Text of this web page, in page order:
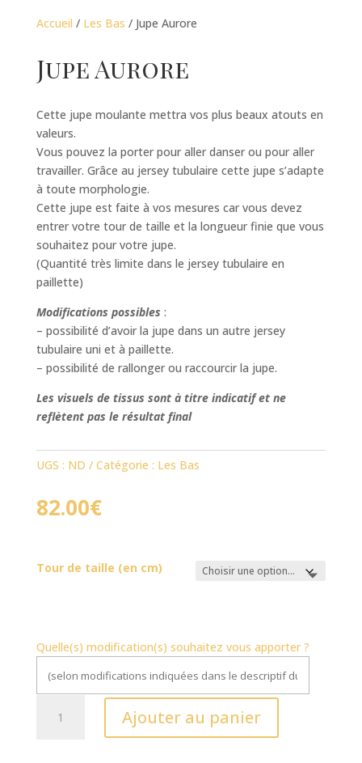
Accueil / Les Bas / Jupe Aurore
Jupe Aurore
Cette jupe moulante mettra vos plus beaux atouts en
valeurs.
Vous pouvez la porter pour aller danser ou pour aller
travailler. Grâce au jersey tubulaire cette jupe s’adapte
à toute morphologie.
Cette jupe est faite à vos mesures car vous devez
entrer votre tour de taille et la longueur finie que vous
souhaitez pour votre jupe.
(Quantité très limite dans le jersey tubulaire en
paillette)
Modifications possibles :
– possibilité d’avoir la jupe dans un autre jersey
tubulaire uni et à paillette.
– possibilité de rallonger ou raccourcir la jupe.
Les visuels de tissus sont à titre indicatif et ne
reflètent pas le résultat final
UGS : ND Catégorie : Les Bas
82.00€
Tour de taille (en cm)
Quelle(s) modification(s) souhaitez vous apporter ?
Ajouter au panier